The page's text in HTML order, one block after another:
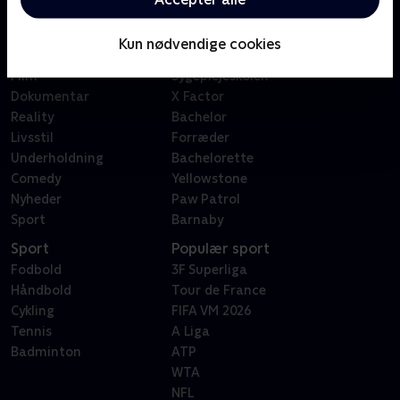
Kun nødvendige cookies
Kategorier
Film
Dokumentar
Reality
Livsstil
Underholdning
Comedy
Nyheder
Sport
Badehotellet
Sygeplejeskolen
X Factor
Bachelor
Forræder
Bachelorette
Yellowstone
Paw Patrol
Barnaby
Sport
Fodbold
Håndbold
Cykling
Tennis
Badminton
Populær sport
3F Superliga
Tour de France
FIFA VM 2026
A Liga
ATP
WTA
NFL